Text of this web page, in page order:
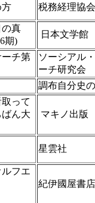
方 税務経理協会
の真
期)
日本文学館
ーチ第
ソーシアル
ーチ研究会
調布自分史
って
ん大
マキノ出版
星雲社
フエ
紀伊國屋書店